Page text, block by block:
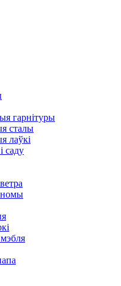
гарнітуры
сталы
лаўкі
саду